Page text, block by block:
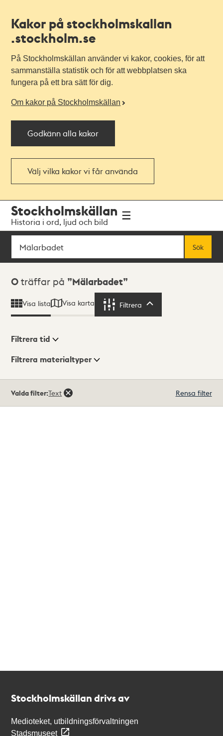
Kakor på stockholmskallan
.stockholm.se
På Stockholmskällan använder vi kakor, cookies, för att
sammanställa statistik och för att webbplatsen ska
fungera på ett bra sätt för dig.
Om kakor på Stockholmskällan
Godkänn alla kakor
Välj vilka kakor vi får använda
navigationen
huvudinnehållet
Stockholmskällan
Historia i ord, ljud och bild
Sök
Sök
Sökresultat
0 träffar på Mälarbadet
Visa lista Visa karta Filtrera
Visningsläge
Filtrera tid
Filtrera materialtyper
träffar
Valda filter:Text Rensa filter
Stockholmskällan drivs av
Medioteket, utbildningsförvaltningen
Stadsmuseet